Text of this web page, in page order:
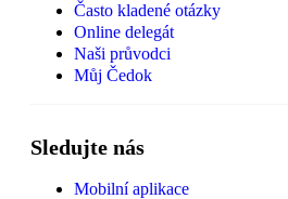
Často kladené otázky
Online delegát
Naši průvodci
Můj Čedok
Sledujte nás
Mobilní aplikace